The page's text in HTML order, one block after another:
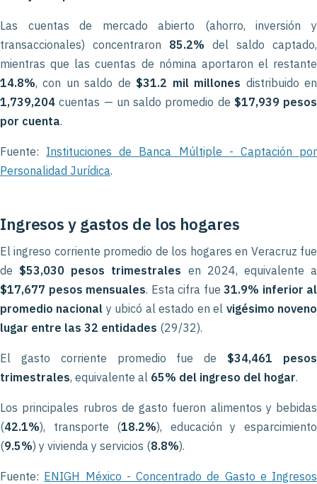
Las cuentas de mercado abierto (ahorro, inversión y
transaccionales) concentraron 85.2% del saldo captado,
mientras que las cuentas de nómina aportaron el restante
14.8%, con un saldo de $31.2 mil millones distribuido en
1,739,204 cuentas — un saldo promedio de $17,939 pesos
por cuenta.
Fuente: Instituciones de Banca Múltiple - Captación por
Personalidad Jurídica.
Ingresos y gastos de los hogares
El ingreso corriente promedio de los hogares en Veracruz fue
de $53,030 pesos trimestrales en 2024, equivalente a
$17,677 pesos mensuales. Esta cifra fue 31.9% inferior al
promedio nacional y ubicó al estado en el vigésimo noveno
lugar entre las 32 entidades (29/32).
El gasto corriente promedio fue de $34,461 pesos
trimestrales, equivalente al 65% del ingreso del hogar.
Los principales rubros de gasto fueron alimentos y bebidas
(42.1%), transporte (18.2%), educación y esparcimiento
(9.5%) y vivienda y servicios (8.8%).
Fuente: ENIGH México - Concentrado de Gasto e Ingresos